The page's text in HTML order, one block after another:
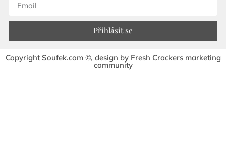
Přihlásit se
Copyright Soufek.com ©, design by Fresh Crackers marketing
community